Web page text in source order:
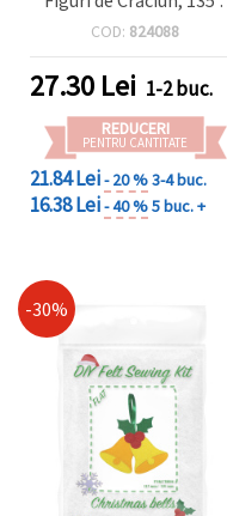
113 x 15 mm, flexibilă și
rășină, ipsos și lut
polimeric, ideală pentru
decorațiuni și ornamente
DIY
COD: 824088
27.30Lei 1-2 buc.
REDUCERI
PENTRU CANTITATE
21.84 Lei- 20 %3-4 buc.
16.38 Lei- 40 %5 buc. +
-30%